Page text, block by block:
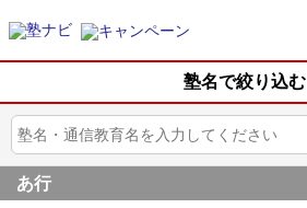
塾名で絞り込む
あ行